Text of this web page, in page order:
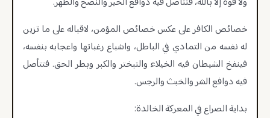
خصائص الكافر على عكس خصائص المؤمن، لاقباله على ما تزين
له نفسه من التمادي في الباطل، واشباع رغباتها واعجابه بنفسه،
فينفخ الشيطان فيه الخيلاء والتبختر والكبر وبطر الحق. فتتأصل
فيه دوافع الشر والخبث والرجس.
بداية الصراع في المعركة الخالدة: